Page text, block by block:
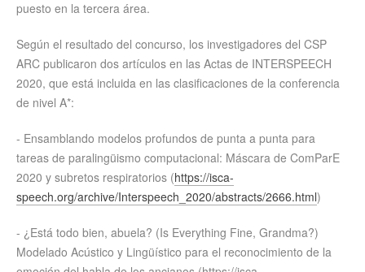
puesto en la tercera área.
Según el resultado del concurso, los investigadores del CSP
ARC publicaron dos artículos en las Actas de INTERSPEECH
2020, que está incluida en las clasificaciones de la conferencia
de nivel A*:
- Ensamblando modelos profundos de punta a punta para
tareas de paralingüismo computacional: Máscara de ComParE
2020 y subretos respiratorios (https://isca-
speech.org/archive/Interspeech_2020/abstracts/2666.html)
- ¿Está todo bien, abuela? (Is Everything Fine, Grandma?)
Modelado Acústico y Lingüístico para el reconocimiento de la